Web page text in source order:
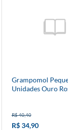
Grampomol
Unidades Ouro
R$ 40,40
R$ 34,90